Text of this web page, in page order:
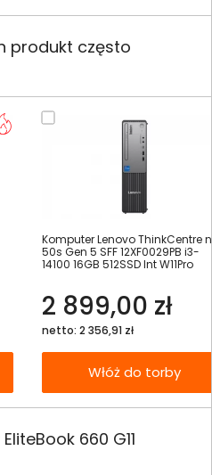
produkt często
Komputer Lenovo ThinkCentre
50s Gen 5 SFF 12XF0029PB i3-
14100 16GB 512SSD Int W11Pro
2 899,00 zł
netto: 2 356,91 zł
Włóż do torby
660 G11